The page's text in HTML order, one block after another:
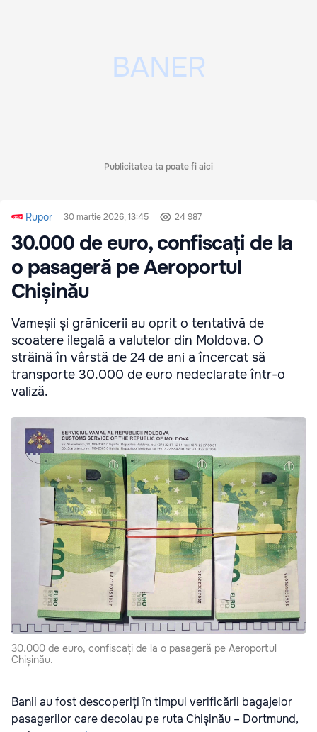
Publicitatea ta poate fi aici
Rupor 30 martie 2026, 13:45 24 987
30.000 de euro, confiscați de la
o pasageră pe Aeroportul
Chișinău
Vameșii și grănicerii au oprit o tentativă de
scoatere ilegală a valutelor din Moldova. O
străină în vârstă de 24 de ani a încercat să
transporte 30.000 de euro nedeclarate într-o
valiză.
30.000 de euro, confiscați de la o pasageră pe Aeroportul
Chișinău.
Banii au fost descoperiți în timpul verificării bagajelor
pasagerilor care decolau pe ruta Chișinău – Dortmund,